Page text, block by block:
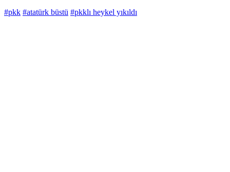
#pkk #atatürk büstü #pkklı heykel yıkıldı